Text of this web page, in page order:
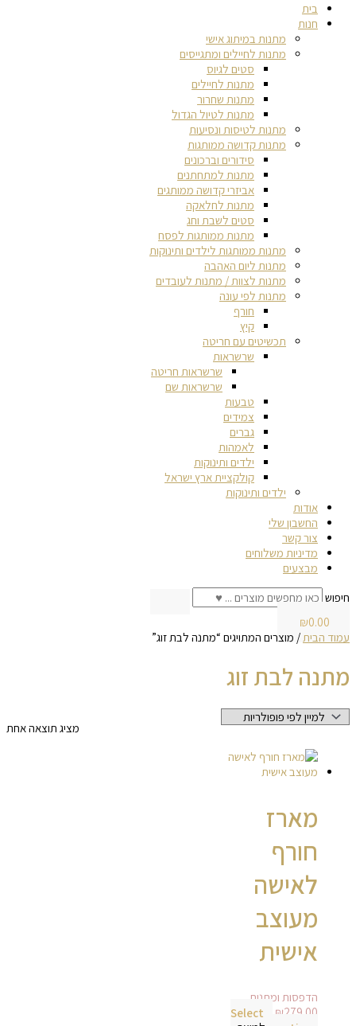
בית
חנות
מתנות במיתוג אישי
מתנות לחיילים ומתגייסים
סטים לגיוס
מתנות לחיילים
מתנות שחרור
מתנות לטיול הגדול
מתנות לטיסות ונסיעות
מתנות קדושה ממותגות
סידורים וברכונים
מתנות למתחתנים
אביזרי קדושה ממותגים
מתנות לחלאקה
סטים לשבת וחג
מתנות ממותגות לפסח
מתנות ממותגות לילדים ותינוקות
מתנות ליום האהבה
מתנות לצוות / מתנות לעובדים
מתנות לפי עונה
חורף
קיץ
תכשיטים עם חריטה
שרשראות
שרשראות חריטה
שרשראות שם
טבעות
צמידים
גברים
לאמהות
ילדים ותינוקות
קולקציית ארץ ישראל
ילדים ותינוקות
אודות
החשבון שלי
צור קשר
מדיניות משלוחים
מבצעים
חיפוש
₪0.00
עמוד הבית/ מוצרים המתויגים “מתנה לבת זוג”
מתנה לבת זוג
מציג תוצאה אחת
מארז
חורף
לאישה
מעוצב
אישית
הדפסות ומתנות
₪279.00
Select